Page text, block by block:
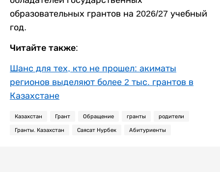
образовательных грантов на 2026/27 учебный
год.
Читайте также:
Шанс для тех, кто не прошел: акиматы
регионов выделяют более 2 тыс. грантов в
Казахстане
Казахстан Грант Обращение гранты родители
Гранты. Казахстан Саясат Нурбек Абитуриенты